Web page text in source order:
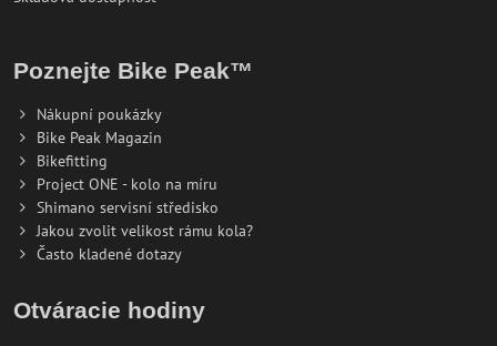
Poznejte Bike Peak™
Nákupní poukázky
Bike Peak Magazin
Bikefitting
Project ONE - kolo na míru
Shimano servisní středisko
Jakou zvolit velikost rámu kola?
Často kladené dotazy
Otváracie hodiny